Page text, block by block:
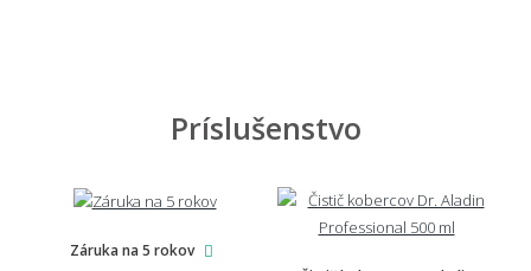
Príslušenstvo
Záruka na 5 rokov